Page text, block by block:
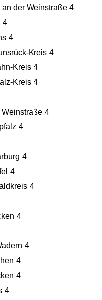
an der Weinstraße 4
4
4
Kreis 4
Kreis 4
Kreis 4
Weinstraße 4
4
4
4
4
4
4
4
4
4